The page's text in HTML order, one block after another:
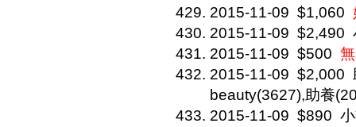
2015-11-09 $1,060
2015-11-09 $2,490
2015-11-09 $500
2015-11-09 $2,000
beauty(3627),助養
2015-11-09 $890